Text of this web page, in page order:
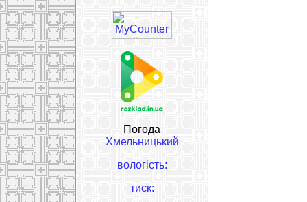
Погода
Хмельницький
вологість:
тиск: